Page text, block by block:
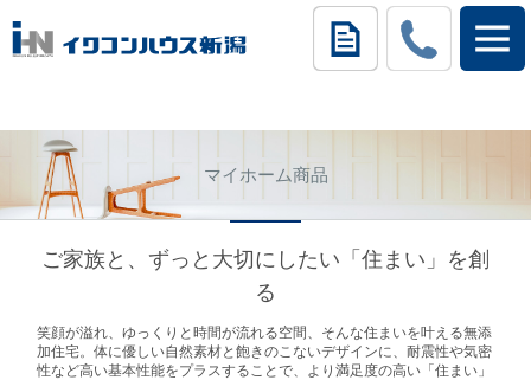
マイホーム商品
ご家族と、ずっと大切にしたい「住まい」を創
る
笑顔が溢れ、ゆっくりと時間が流れる空間、そんな住まいを叶える無添
加住宅。体に優しい自然素材と飽きのこないデザインに、耐震性や気密
性など高い基本性能をプラスすることで、より満足度の高い「住まい」